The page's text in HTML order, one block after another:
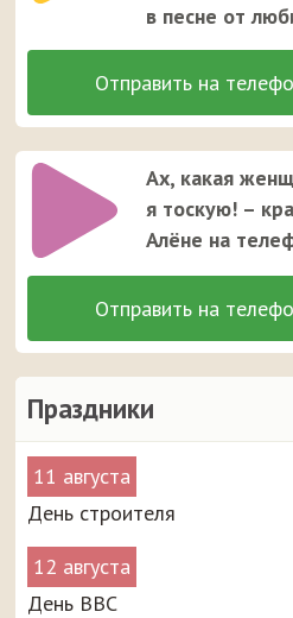
Праздники
11 августа
День строителя
12 августа
День ВВС
в песне от
Ах, какая
я тоскую! –
Алёне на